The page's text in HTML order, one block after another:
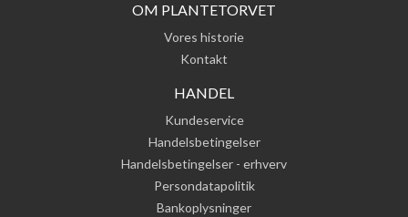
OM PLANTETORVET
Vores historie
Kontakt
HANDEL
Kundeservice
Handelsbetingelser
Handelsbetingelser - erhverv
Persondatapolitik
Bankoplysninger